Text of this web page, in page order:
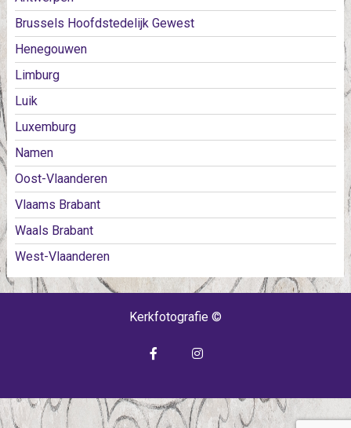
Brussels Hoofdstedelijk Gewest
Henegouwen
Limburg
Luik
Luxemburg
Namen
Oost-Vlaanderen
Vlaams Brabant
Waals Brabant
West-Vlaanderen
Kerkfotografie ©